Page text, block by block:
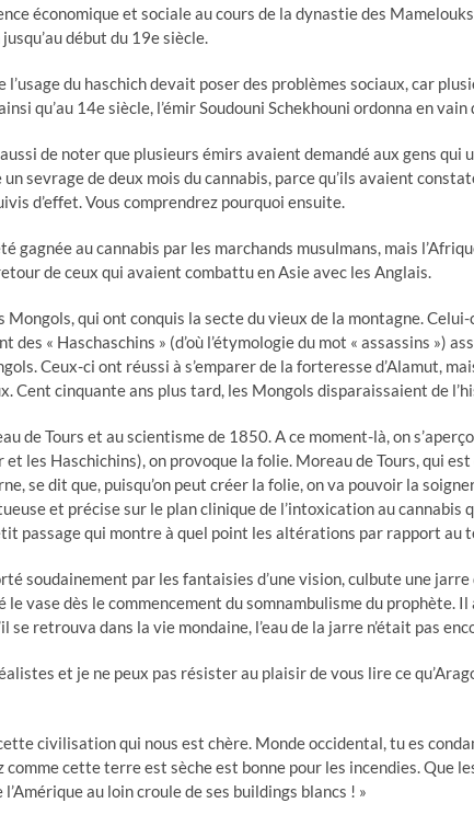
économique et sociale au cours de la dynastie des
début du 19e siècle.
l’usage du haschich devait poser des problèmes sociaux, car
qu’au 14e siècle, l’émir Soudouni Schekhouni ordonna en
de noter que plusieurs émirs avaient demandé aux gens
sevrage de deux mois du cannabis, parce qu’ils avaient
d’effet. Vous comprendrez pourquoi ensuite.
gagnée au cannabis par les marchands musulmans, mais
de ceux qui avaient combattu en Asie avec les Anglais.
Mongols, qui ont conquis la secte du vieux de la montagne.
des « Haschaschins » (d’où l’étymologie du mot « assassins »)
Ceux-ci ont réussi à s’emparer de la forteresse d’Alamut,
Cent cinquante ans plus tard, les Mongols disparaissaient de
de Tours et au scientisme de 1850. A ce moment-là, on
les Haschichins), on provoque la folie. Moreau de Tours, qui
se dit que, puisqu’on peut créer la folie, on va pouvoir la
et précise sur le plan clinique de l’intoxication au cannabis
passage qui montre à quel point les altérations par rapport au
soudainement par les fantaisies d’une vision, culbute une
le vase dès le commencement du somnambulisme du prophète.
se retrouva dans la vie mondaine, l’eau de la jarre n’était pas
et je ne peux pas résister au plaisir de vous lire ce
civilisation qui nous est chère. Monde occidental, tu es
comme cette terre est sèche est bonne pour les incendies. Que
au loin croule de ses buildings blancs ! »